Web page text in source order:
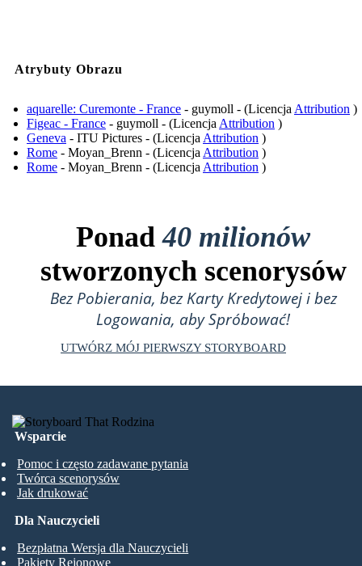
Atrybuty Obrazu
aquarelle: Curemonte - France - guymoll - (Licencja Attribution )
Figeac - France - guymoll - (Licencja Attribution )
Geneva - ITU Pictures - (Licencja Attribution )
Rome - Moyan_Brenn - (Licencja Attribution )
Rome - Moyan_Brenn - (Licencja Attribution )
Ponad40 milionów
stworzonych scenorysów
Bez Pobierania, bez Karty Kredytowej i bez
Logowania, aby Spróbować!
UTWÓRZ MÓJ PIERWSZY STORYBOARD
Wsparcie
Pomoc i często zadawane pytania
Twórca scenorysów
Jak drukować
Dla Nauczycieli
Bezpłatna Wersja dla Nauczycieli
Pakiety Rejonowe